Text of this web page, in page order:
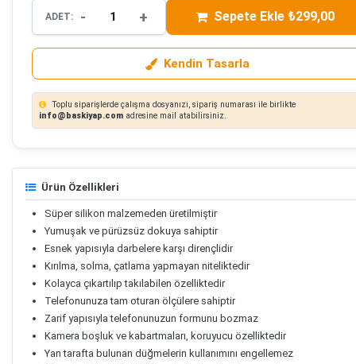
ADET: - + Sepete Ekle ₺299,00
Kendin Tasarla
Toplu siparişlerde çalışma dosyanızı, sipariş numarası ile birlikte
info@baskiyap.com adresine mail atabilirsiniz.
Ürün Özellikleri
Süper silikon malzemeden üretilmiştir
Yumuşak ve pürüzsüz dokuya sahiptir
Esnek yapısıyla darbelere karşı dirençlidir
Kırılma, solma, çatlama yapmayan niteliktedir
Kolayca çıkartılıp takılabilen özelliktedir
Telefonunuza tam oturan ölçülere sahiptir
Zarif yapısıyla telefonunuzun formunu bozmaz
Kamera boşluk ve kabartmaları, koruyucu özelliktedir
Yan tarafta bulunan düğmelerin kullanımını engellemez